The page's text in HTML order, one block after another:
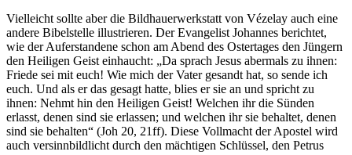
Vielleicht sollte aber die Bildhauerwerkstatt von Vézelay auch eine
andere Bibelstelle illustrieren. Der Evangelist Johannes berichtet,
wie der Auferstandene schon am Abend des Ostertages den Jüngern
den Heiligen Geist einhaucht: „Da sprach Jesus abermals zu ihnen:
Friede sei mit euch! Wie mich der Vater gesandt hat, so sende ich
euch. Und als er das gesagt hatte, blies er sie an und spricht zu
ihnen: Nehmt hin den Heiligen Geist! Welchen ihr die Sünden
erlasst, denen sind sie erlassen; und welchen ihr sie behaltet, denen
sind sie behalten“ (Joh 20, 21ff). Diese Vollmacht der Apostel wird
auch versinnbildlicht durch den mächtigen Schlüssel, den Petrus